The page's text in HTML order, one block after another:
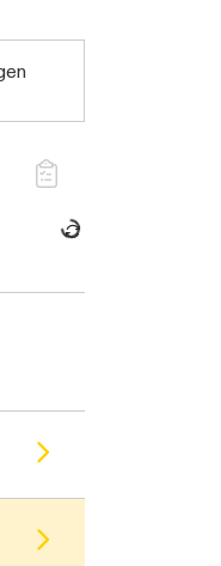
Daten werden geladen. Bitte warten...